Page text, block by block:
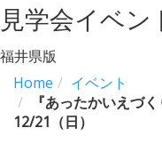
見学会イベン
福井県版
Home
イベント
『あったかいえづ
12/21（日）